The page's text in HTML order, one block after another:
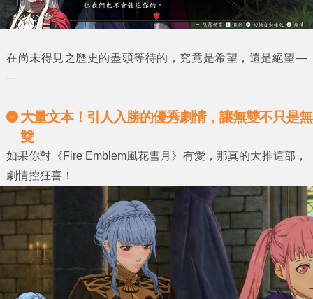
在尚未得見之歷史的盡頭等待的，究竟是希望，還是絕望―
―
大量文本！引人入勝的優秀劇情，讓無雙不只是無
雙
如果你對《Fire Emblem風花雪月》有愛，那真的大推這部，
劇情控狂喜！